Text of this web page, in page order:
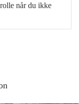
når du ikke